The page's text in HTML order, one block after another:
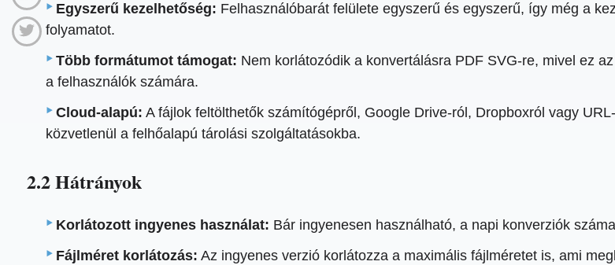
Egyszerű kezelhetőség: Felhasználóbarát felülete egyszerű és egyszerű, így még a
folyamatot.
Több formátumot támogat: Nem korlátozódik a konvertálásra PDF SVG-re, mivel ez
a felhasználók számára.
Cloud-alapú: A fájlok feltölthetők számítógépről, Google Drive-ról, Dropboxról vagy
közvetlenül a felhőalapú tárolási szolgáltatásokba.
2.2 Hátrányok
Korlátozott ingyenes használat: Bár ingyenesen használható, a napi konverziók
Fájlméret korlátozás: Az ingyenes verzió korlátozza a maximális fájlméretet is, ami